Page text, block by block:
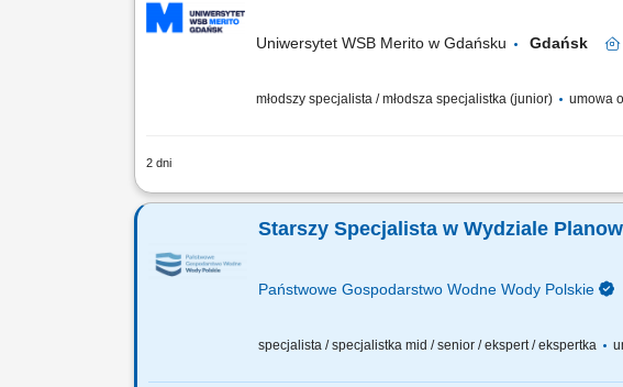
Uniwersytet WSB Merito w Gdańsku Gdańsk
młodszy specjalista / młodsza specjalistka (junior) umowa
2 dni
Główne zadania realizowane na stanowisku: opieka nad
Starszy Specjalista w Wydziale
Państwowe Gospodarstwo Wodne Wody Polskie
specjalista / specjalistka mid / senior / ekspert / ekspertka